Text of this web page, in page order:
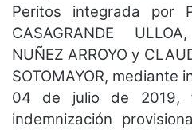
Peritos integrada por
CASAGRANDE
NUÑEZ ARROYO y
SOTOMAYOR, mediante
04 de julio de 2019,
indemnización